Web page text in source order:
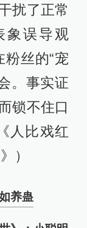
扰了正常
象误导观
丝的“宠
。事实证
锁不住口
人比戏红
）
养蛊